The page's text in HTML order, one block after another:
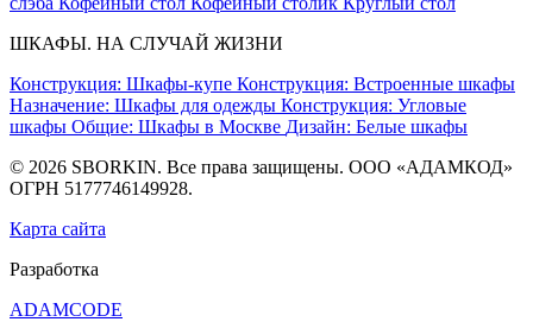
ШКАФЫ. НА СЛУЧАЙ ЖИЗНИ
Конструкция: Шкафы-купе Конструкция: Встроенные шкафы
Назначение: Шкафы для одежды Конструкция: Угловые
шкафы Общие: Шкафы в Москве Дизайн: Белые шкафы
© 2026 SBORKIN. Все права защищены. ООО «АДАМКОД»
ОГРН 5177746149928.
Карта сайта
Разработка
ADAMCODE